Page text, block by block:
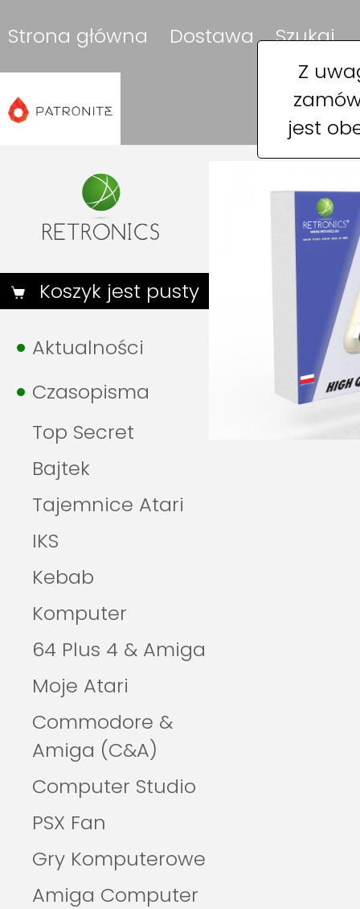
Z
jest
Strona główna Dostawa Szukaj
Koszyk jest pusty
Aktualności
Czasopisma
Top Secret
Bajtek
Tajemnice Atari
IKS
Kebab
Komputer
64 Plus 4 & Amiga
Moje Atari
Commodore &
Amiga (C&A)
Computer Studio
PSX Fan
Gry Komputerowe
Amiga Computer